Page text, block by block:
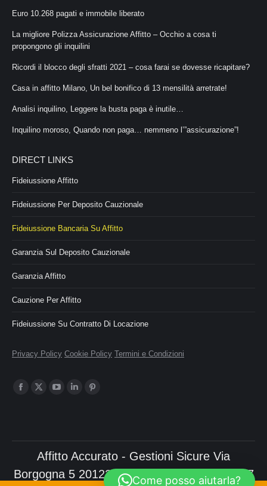
Euro 10.268 pagati e immobile liberato
La migliore Polizza Assicurazione Affitto – Occhio a cosa ti
propongono gli inquilini
Ricordi il blocco degli sfratti 2021 – cosa farai se dovesse ricapitare?
Casa in affitto Milano, Un bel bonifico di 13 mensilità arretrate!
Analisi inquilino, Leggere la busta paga è inutile…
Inquilino moroso, Quando non paga… nemmeno l’”assicurazione”!
DIRECT LINKS
Fideiussione Affitto
Fideiussione Per Deposito Cauzionale
Fideiussione Bancaria Su Affitto
Garanzia Sul Deposito Cauzionale
Garanzia Affitto
Cauzione Per Affitto
Fideiussione Su Contratto Di Locazione
Privacy Policy Cookie Policy Termini e Condizioni
Ci puoi trovare su:
Facebook
in
window
X
in
new
window
in
new
window
Linkedin
in
new
window
Pinterest
in
new
window
Affitto Accurato - Gestioni Sicure Via
Borgogna 5 20122 Milano p.iva 06092070967
Come posso aiutarla?